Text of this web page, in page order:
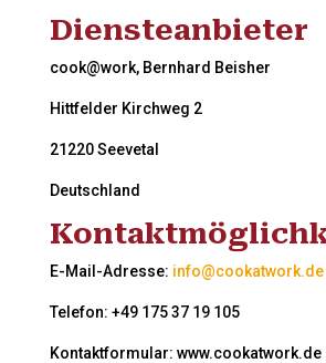
Diensteanbieter
cook@work, Bernhard Beisher
Hittfelder Kirchweg 2
21220 Seevetal
Deutschland
E-Mail-Adresse: info@cookatwork.de
Telefon: +49 175 37 19 105
Kontaktformular: www.cookatwork.de